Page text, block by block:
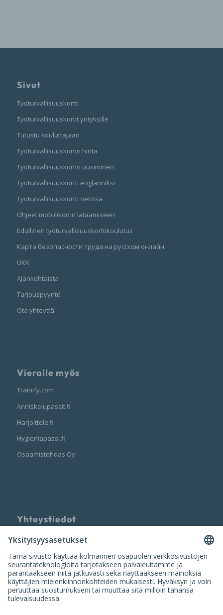
Sivut
Työturvallisuuskortti
Työturvallisuuskortit yrityksille
Tutustu kouluttajaan
Työturvallisuuskortin hinta
Työturvallisuuskortin uusiminen
Työturvallisuuskortti englanniksi
Työturvallisuuskortti netissä
Ohjeet mobiilikortin lataamiseen
Edullinen työturvallisuuskorttikoulutus
Карта безопасности труда на русском онлайн
UKK
Ajankohtaista
Tarjouspyyntö
Ota yhteyttä
Vieraile myös
Trainify.com
Anniskelupassit.fi
Harjoittele.fi
Hygieniapassi.fi
Osaamistehdas Oy
Yhteystiedot
Palvelun tarjoaa
Nuumi Oy
info@nuumi.fi
P. 010 200 2250 (ark. 10-14)